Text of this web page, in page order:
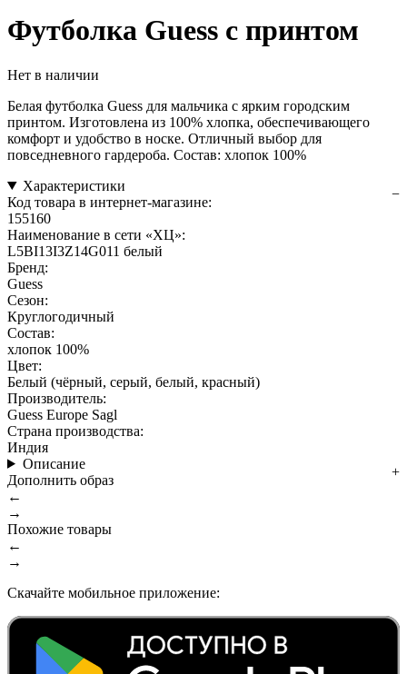
Футболка Guess с принтом
Нет в наличии
Белая футболка Guess для мальчика с ярким городским
принтом. Изготовлена из 100% хлопка, обеспечивающего
комфорт и удобство в носке. Отличный выбор для
повседневного гардероба. Состав: хлопок 100%
Характеристики
Код товара в интернет-магазине:
155160
Наименование в сети «ХЦ»:
L5BI13I3Z14G011 белый
Бренд:
Guess
Сезон:
Круглогодичный
Состав:
хлопок 100%
Цвет:
Белый (чёрный, серый, белый, красный)
Производитель:
Guess Europe Sagl
Страна производства:
Индия
Описание
Дополнить образ
←
→
Похожие товары
←
→
Скачайте мобильное приложение: